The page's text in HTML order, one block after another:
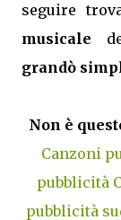
seguire
musicale
grandò
Non è
Canzoni
pubblicità
pubblicità